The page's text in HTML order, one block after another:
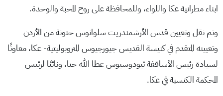
ابناء مطرانية عكا واللواء، وللمحافظة على روح المحبة والوحدة.
وتم نقل وتعيين قدس الأرشمندريت سلوانوس حنونة من الأردن
وتعيينه المتقدم في كنيسة القديس جيورجيوس المتروبوليتية- عكا، معاونًا
لسيادة رئيس الأساقفة ثيودوسيوس عطا الله حنا، ونائبًا لرئيس
المحكمة الكنسية في عكا.